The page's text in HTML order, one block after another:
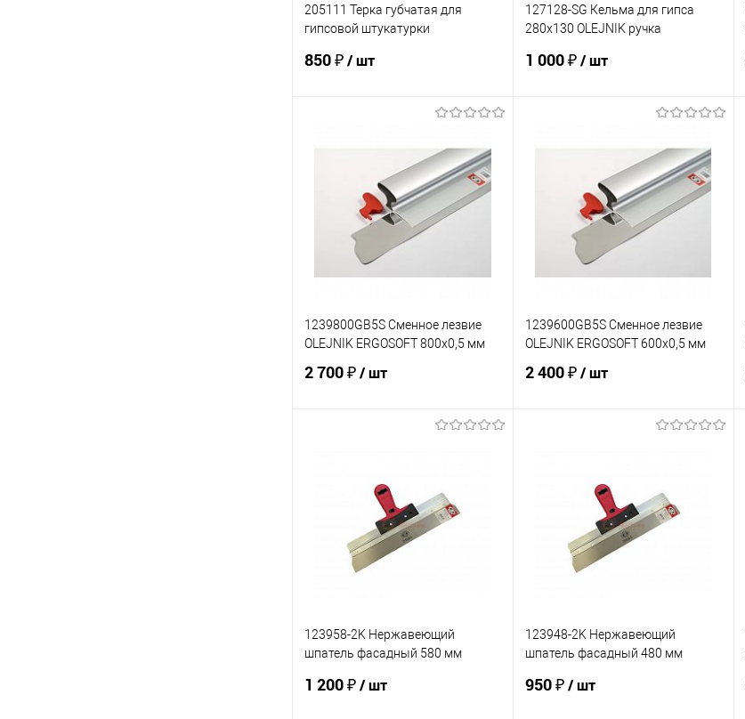
205111 Терка губчатая для
гипсовой штукатурки
850 ₽/ шт
Купить в 1 клик
К сравнению
В избранное
В наличии
127128-SG Кельма для гипса
280х130 OLEJNIK ручка
1 000 ₽/ шт
Купить в 1 клик
К сравнению
В избранное
В наличии
1239800GB5S Сменное лезвие
OLEJNIK ERGOSOFT 800х0,5 мм
2 700 ₽/ шт
Купить в 1 клик
К сравнению
В избранное
В наличии
1239600GB5S Сменное лезвие
OLEJNIK ERGOSOFT 600х0,5 мм
2 400 ₽/ шт
Купить в 1 клик
К сравнению
В избранное
В наличии
123958-2K Нержавеющий
шпатель фасадный 580 мм
двухкомпонентная
1 200 ₽/ шт
123948-2K Нержавеющий
шпатель фасадный 480 мм
двухкомпонентная
950 ₽/ шт